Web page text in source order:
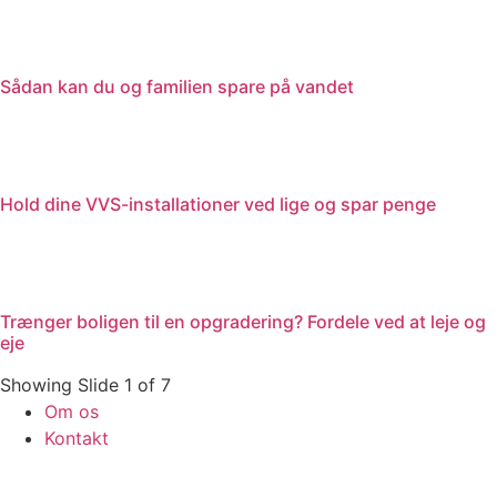
Sådan kan du og familien spare på vandet
Hold dine VVS-installationer ved lige og spar penge
Trænger boligen til en opgradering? Fordele ved at leje og
eje
Showing Slide 1 of 7
Om os
Kontakt